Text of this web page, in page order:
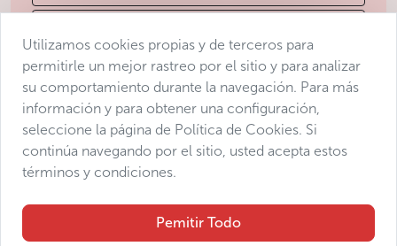
Condiciones de venta
Protección de datos
Declaración de accesibilidad
Manage consent
Utilizamos cookies propias y de terceros para
permitirle un mejor rastreo por el sitio y para analizar
su comportamiento durante la navegación. Para más
información y para obtener una configuración,
seleccione la página de Política de Cookies. Si
continúa navegando por el sitio, usted acepta estos
términos y condiciones.
Pemitir Todo